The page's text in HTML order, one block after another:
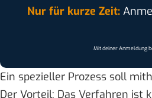
Nur für kurze Zeit:
Mit deiner Anmeldung
Ein spezieller Prozess soll
Der Vorteil: Das Verfahren ist